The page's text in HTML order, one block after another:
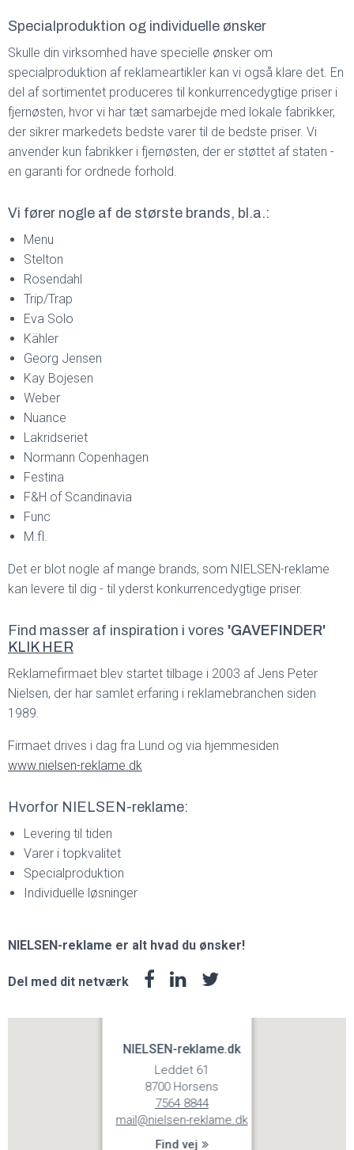
Specialproduktion og individuelle ønsker
Skulle din virksomhed have specielle ønsker om
specialproduktion af reklameartikler kan vi også klare det. En
del af sortimentet produceres til konkurrencedygtige priser i
fjernøsten, hvor vi har tæt samarbejde med lokale fabrikker,
der sikrer markedets bedste varer til de bedste priser. Vi
anvender kun fabrikker i fjernøsten, der er støttet af staten -
en garanti for ordnede forhold.
Vi fører nogle af de største brands, bl.a.:
Menu
Stelton
Rosendahl
Trip/Trap
Eva Solo
Kähler
Georg Jensen
Kay Bojesen
Weber
Nuance
Lakridseriet
Normann Copenhagen
Festina
F&H of Scandinavia
Func
M.fl.
Det er blot nogle af mange brands, som NIELSEN-reklame
kan levere til dig - til yderst konkurrencedygtige priser.
Find masser af inspiration i vores 'GAVEFINDER'
KLIK HER
Reklamefirmaet blev startet tilbage i 2003 af Jens Peter
Nielsen, der har samlet erfaring i reklamebranchen siden
1989.
Firmaet drives i dag fra Lund og via hjemmesiden
www.nielsen-reklame.dk
Hvorfor NIELSEN-reklame:
Levering til tiden
Varer i topkvalitet
Specialproduktion
Individuelle løsninger
NIELSEN-reklame er alt hvad du ønsker!
Del med dit netværk
NIELSEN-reklame.dk
Leddet 61
8700 Horsens
7564 8844
mail@nielsen-reklame.dk
Find vej